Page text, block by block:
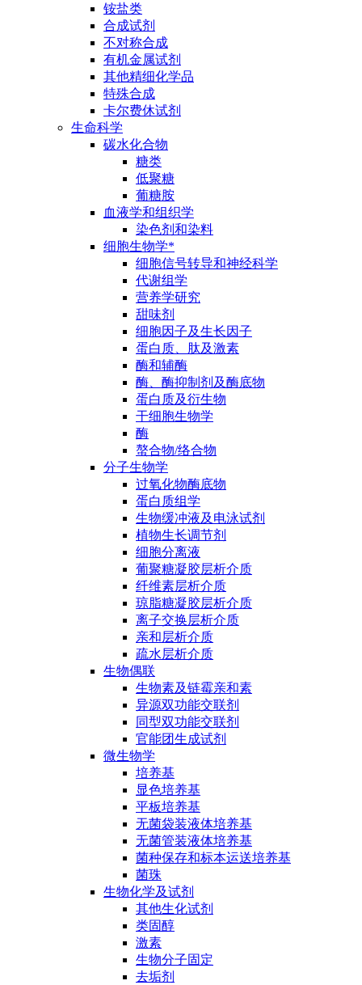
铵盐类
合成试剂
不对称合成
有机金属试剂
其他精细化学品
特殊合成
卡尔费休试剂
生命科学
碳水化合物
糖类
低聚糖
葡糖胺
血液学和组织学
染色剂和染料
细胞生物学*
细胞信号转导和神经科学
代谢组学
营养学研究
甜味剂
细胞因子及生长因子
蛋白质、肽及激素
酶和辅酶
酶、酶抑制剂及酶底物
蛋白质及衍生物
干细胞生物学
酶
螯合物/络合物
分子生物学
过氧化物酶底物
蛋白质组学
生物缓冲液及电泳试剂
植物生长调节剂
细胞分离液
葡聚糖凝胶层析介质
纤维素层析介质
琼脂糖凝胶层析介质
离子交换层析介质
亲和层析介质
疏水层析介质
生物偶联
生物素及链霉亲和素
异源双功能交联剂
同型双功能交联剂
官能团生成试剂
微生物学
培养基
显色培养基
平板培养基
无菌袋装液体培养基
无菌管装液体培养基
菌种保存和标本运送培养基
菌珠
生物化学及试剂
其他生化试剂
类固醇
激素
生物分子固定
去垢剂